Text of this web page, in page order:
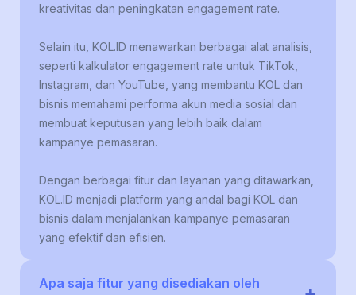
kreativitas dan peningkatan engagement rate.
Selain itu, KOL.ID menawarkan berbagai alat analisis,
seperti kalkulator engagement rate untuk TikTok,
Instagram, dan YouTube, yang membantu KOL dan
bisnis memahami performa akun media sosial dan
membuat keputusan yang lebih baik dalam
kampanye pemasaran.
Dengan berbagai fitur dan layanan yang ditawarkan,
KOL.ID menjadi platform yang andal bagi KOL dan
bisnis dalam menjalankan kampanye pemasaran
yang efektif dan efisien.
Apa saja fitur yang disediakan oleh